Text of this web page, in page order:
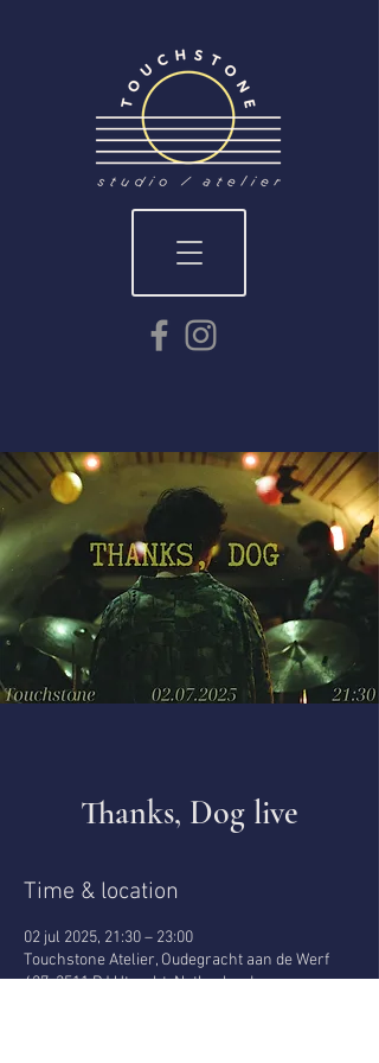
Thanks, Dog live
Time & location
02 jul 2025, 21:30 – 23:00
Touchstone Atelier, Oudegracht aan de Werf
427, 3511 PJ Utrecht, Netherlands